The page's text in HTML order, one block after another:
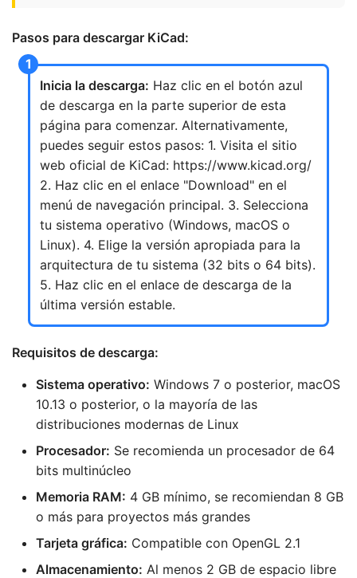
Pasos para descargar KiCad:
Inicia la descarga: Haz clic en el botón azul
de descarga en la parte superior de esta
página para comenzar. Alternativamente,
puedes seguir estos pasos: 1. Visita el sitio
web oficial de KiCad: https://www.kicad.org/
2. Haz clic en el enlace "Download" en el
menú de navegación principal. 3. Selecciona
tu sistema operativo (Windows, macOS o
Linux). 4. Elige la versión apropiada para la
arquitectura de tu sistema (32 bits o 64 bits).
5. Haz clic en el enlace de descarga de la
última versión estable.
Requisitos de descarga:
Sistema operativo: Windows 7 o posterior, macOS
10.13 o posterior, o la mayoría de las
distribuciones modernas de Linux
Procesador: Se recomienda un procesador de 64
bits multinúcleo
Memoria RAM: 4 GB mínimo, se recomiendan 8 GB
o más para proyectos más grandes
Tarjeta gráfica: Compatible con OpenGL 2.1
Almacenamiento: Al menos 2 GB de espacio libre